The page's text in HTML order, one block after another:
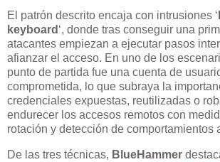
El patrón descrito encaja con intrusiones ‘
keyboard ‘, donde tras conseguir una
atacantes empiezan a ejecutar pasos
afianzar el acceso. En uno de los
punto de partida fue una cuenta de
comprometida, lo que subraya la
credenciales expuestas, reutilizadas o
endurecer los accesos remotos con
rotación y detección de comportamientos
De las tres técnicas, BlueHammer